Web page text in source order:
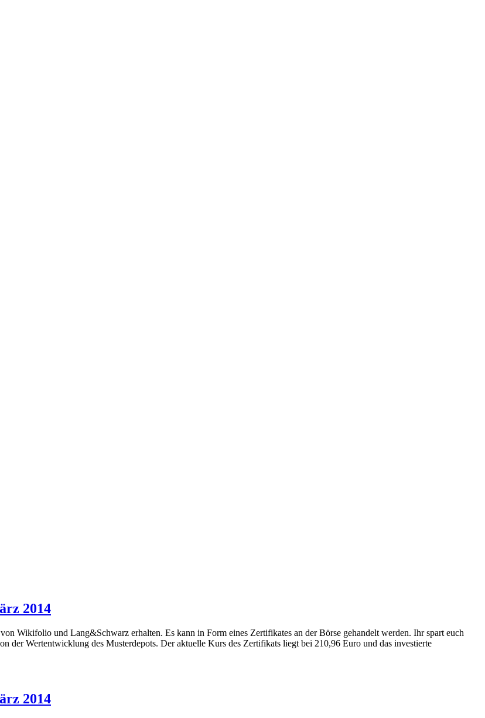
2014
Wikifolio und Lang&Schwarz erhalten. Es kann in Form eines Zertifikates an der Börse gehandelt werden. Ihr spart euch
der Wertentwicklung des Musterdepots. Der aktuelle Kurs des Zertifikats liegt bei 210,96 Euro und das investierte
2014